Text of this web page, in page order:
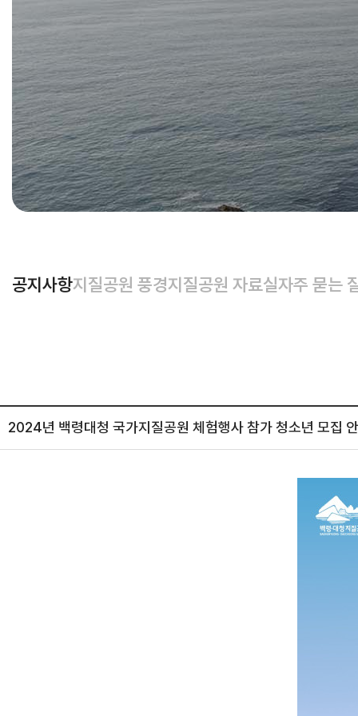
공지사항지질공원 풍경지질공원 자료실자주 묻는
2024년 백령대청 국가지질공원 체험행사 참가 청소년 모집